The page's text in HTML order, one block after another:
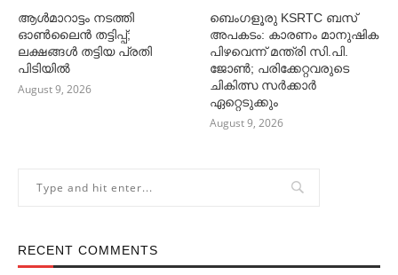
ആള്‍മാറാട്ടം നടത്തി
ഓണ്‍ലൈൻ തട്ടിപ്പ്;
ലക്ഷങ്ങള്‍ തട്ടിയ പ്രതി
പിടിയില്‍
August 9, 2026
ബെംഗളൂരു KSRTC ബസ്
അപകടം: കാരണം മാനുഷിക
പിഴവെന്ന് മന്ത്രി സി.പി.
ജോണ്‍; പരിക്കേറ്റവരുടെ
ചികിത്സ സര്‍ക്കാര്‍
ഏറ്റെടുക്കും
August 9, 2026
RECENT COMMENTS